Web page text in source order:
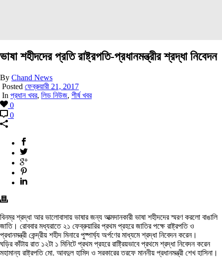
ভাষা শহীদদের প্রতি রাষ্ট্রপতি-প্রধানমন্ত্রীর শ্রদ্ধা নিবেদন
By Chand News
Posted ফেব্রুয়ারী 21, 2017
In প্রধান খবর, লিড নিউজ, শীর্ষ খবর
0
0
বিনম্র শ্রদ্ধা আর ভালোবাসায় ভাষার জন্য আত্মদানকারী ভাষা শহীদদের স্মরণ করলো বাঙালি
জাতি। রোববার মধ্যরাতে ২১ ফেব্রুয়ারির প্রথম প্রহরে জাতির পক্ষে রাষ্ট্রপতি ও
প্রধানমন্ত্রী কেন্দ্রীয় শহীদ মিনারে পুষ্পার্ঘ্য অর্পণের মাধ্যমে শ্রদ্ধা নিবেদন করেন।
ঘড়ির কাঁটায় রাত ১২টা ১ মিনিটে প্রথম প্রহরে রাষ্ট্রিয়ভাবে প্রথমে শ্রদ্ধা নিবেদন করেন
মহামান্য রাষ্ট্রপতি মো. আবদুল হামিদ ও সরকারের তরফে মাননীয় প্রধানমন্ত্রী শেখ হাসিনা।